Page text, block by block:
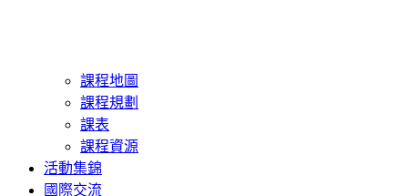
課程地圖
課程規劃
課表
課程資源
活動集錦
國際交流